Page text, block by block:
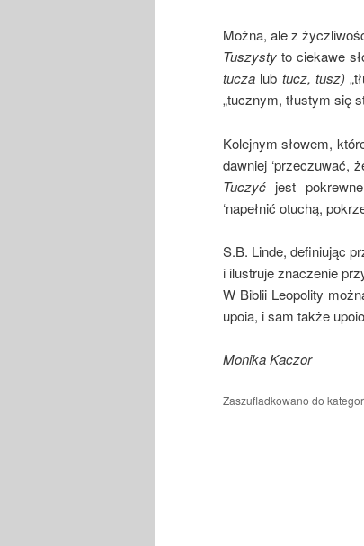
Można, ale z
Tuszysty to ciekawe
tucza lub tucz, tusz)
„tucznym, tłustym się
Kolejnym słowem,
dawniej ‘przeczuwać,
Tuczyć jest
‘napełnić otuchą,
S.B. Linde, definiując
i ilustruje znaczenie
W Biblii Leopolity
upoia, i sam także
Monika Kaczor
Zaszufladkowano do